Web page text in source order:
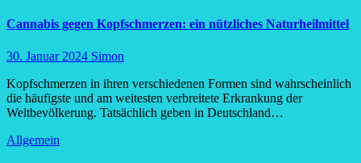
Cannabis gegen Kopfschmerzen: ein nützliches Naturheilmittel
30. Januar 2024 Simon
Kopfschmerzen in ihren verschiedenen Formen sind wahrscheinlich
die häufigste und am weitesten verbreitete Erkrankung der
Weltbevölkerung. Tatsächlich geben in Deutschland…
Allgemein